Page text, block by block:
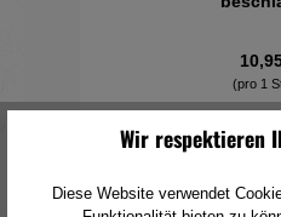
(pro 1
In den
Wir respektieren
Diese Website verwendet